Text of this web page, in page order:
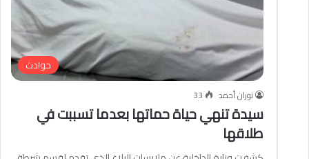
حوادث
نوران أحمد 33
سيدة تنهي حياة حماتها بعدما تسببت في
طلاقها